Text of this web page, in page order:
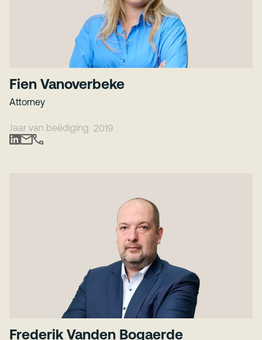
Fien Vanoverbeke
Attorney
Jaar van beëdiging 2019
Frederik Vanden Bogaerde